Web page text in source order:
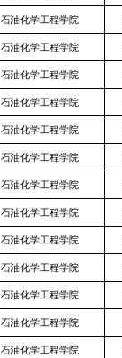
石油化学工程学院
石油化学工程学院
石油化学工程学院
石油化学工程学院
石油化学工程学院
石油化学工程学院
石油化学工程学院
石油化学工程学院
石油化学工程学院
石油化学工程学院
石油化学工程学院
石油化学工程学院
石油化学工程学院